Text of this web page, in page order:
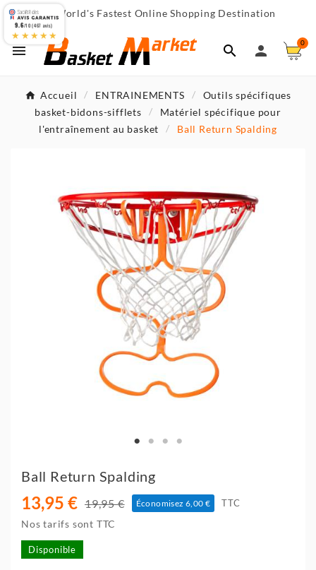
 World's Fastest Online Shopping Destination
  
0
Accueil ENTRAINEMENTS
Outils spécifiques
basket-bidons-sifflets
Matériel spécifique pour
l'entraînement au basket
Ball Return Spalding
Ball Return Spalding
13,95 € 19,95 € Économisez 6,00 € TTC
Nos tarifs sont TTC
Disponible
9.6/10 (467 avis)
★★★★★